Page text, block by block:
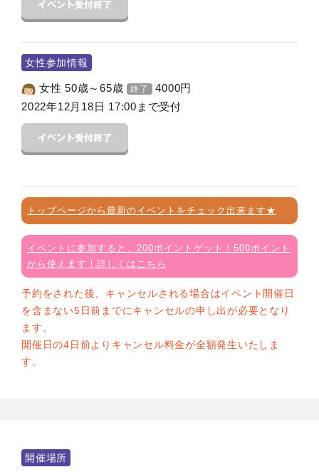
女性参加情報
女性 50歳～65歳 終了 4000円
2022年12月18日 17:00まで受付
トップページから最新のイベントをチェック出来ます★
イベントに参加すると、200ポイントゲット！500ポイント
から使えます！詳しくはこちら
予約をされた後、キャンセルされる場合はイベント開催日
を含まない5日前までにキャンセルの申し出が必要となり
ます。
開催日の4日前よりキャンセル料金が全額発生いたしま
す。
開催場所